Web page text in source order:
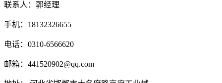
联系人：郭经理
手机：18132326655
电话：0310-6566620
邮箱：441520902@qq.com